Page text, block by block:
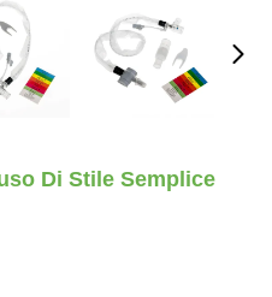
Di Stile Semplice